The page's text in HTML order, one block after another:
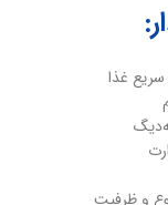
غذا